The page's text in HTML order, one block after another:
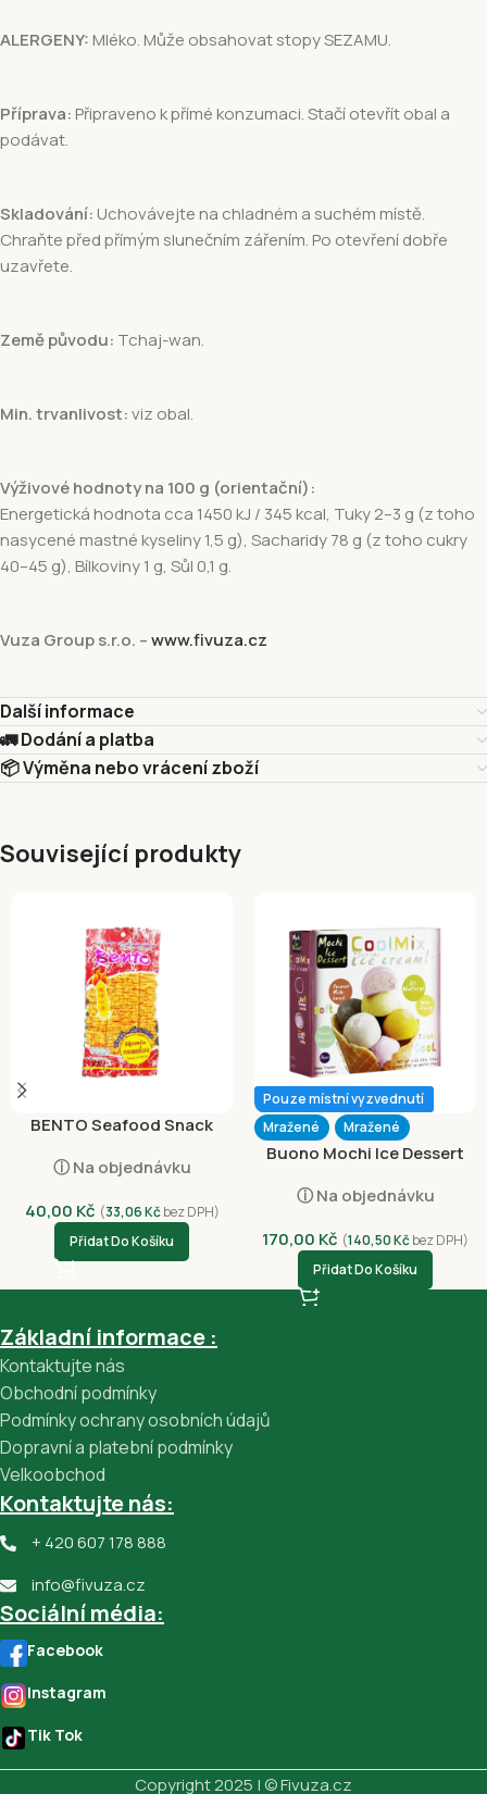
ALERGENY: Mléko. Může obsahovat stopy SEZAMU.
Příprava: Připraveno k přímé konzumaci. Stačí otevřít obal a
podávat.
Skladování: Uchovávejte na chladném a suchém místě.
Chraňte před přímým slunečním zářením. Po otevření dobře
uzavřete.
Země původu: Tchaj-wan.
Min. trvanlivost:viz obal.
Výživové hodnoty na 100 g (orientační):
Energetická hodnota cca 1450 kJ / 345 kcal, Tuky 2–3 g (z toho
nasycené mastné kyseliny 1,5 g), Sacharidy 78 g (z toho cukry
40–45 g), Bílkoviny 1 g, Sůl 0,1 g.
Vuza Group s.r.o. –www.fivuza.cz
Další informace
🚛 Dodání a platba
📦 Výměna nebo vrácení zboží
Související produkty
BENTO Seafood Snack
ⓘ Na objednávku
40,00 Kč (33,06Kčbez DPH)
Přidat Do Košíku
Pouze místní vyzvednutí
Mražené
Mražené
Buono Mochi Ice Dessert
ⓘ Na objednávku
170,00 Kč (140,50Kčbez DPH)
Přidat Do Košíku
Základní informace :
Kontaktujte nás
Obchodní podmínky
Podmínky ochrany osobních údajů
Dopravní a platební podmínky
Velkoobchod
Kontaktujte nás:
+ 420 607 178 888
info@fivuza.cz
Sociální média:
Facebook
Instagram
Tik Tok
Copyright 2025 | © Fivuza.cz